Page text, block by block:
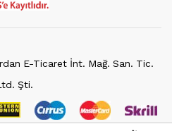
E-Ticaret İnt. Mağ. San. Tic.
Şti.